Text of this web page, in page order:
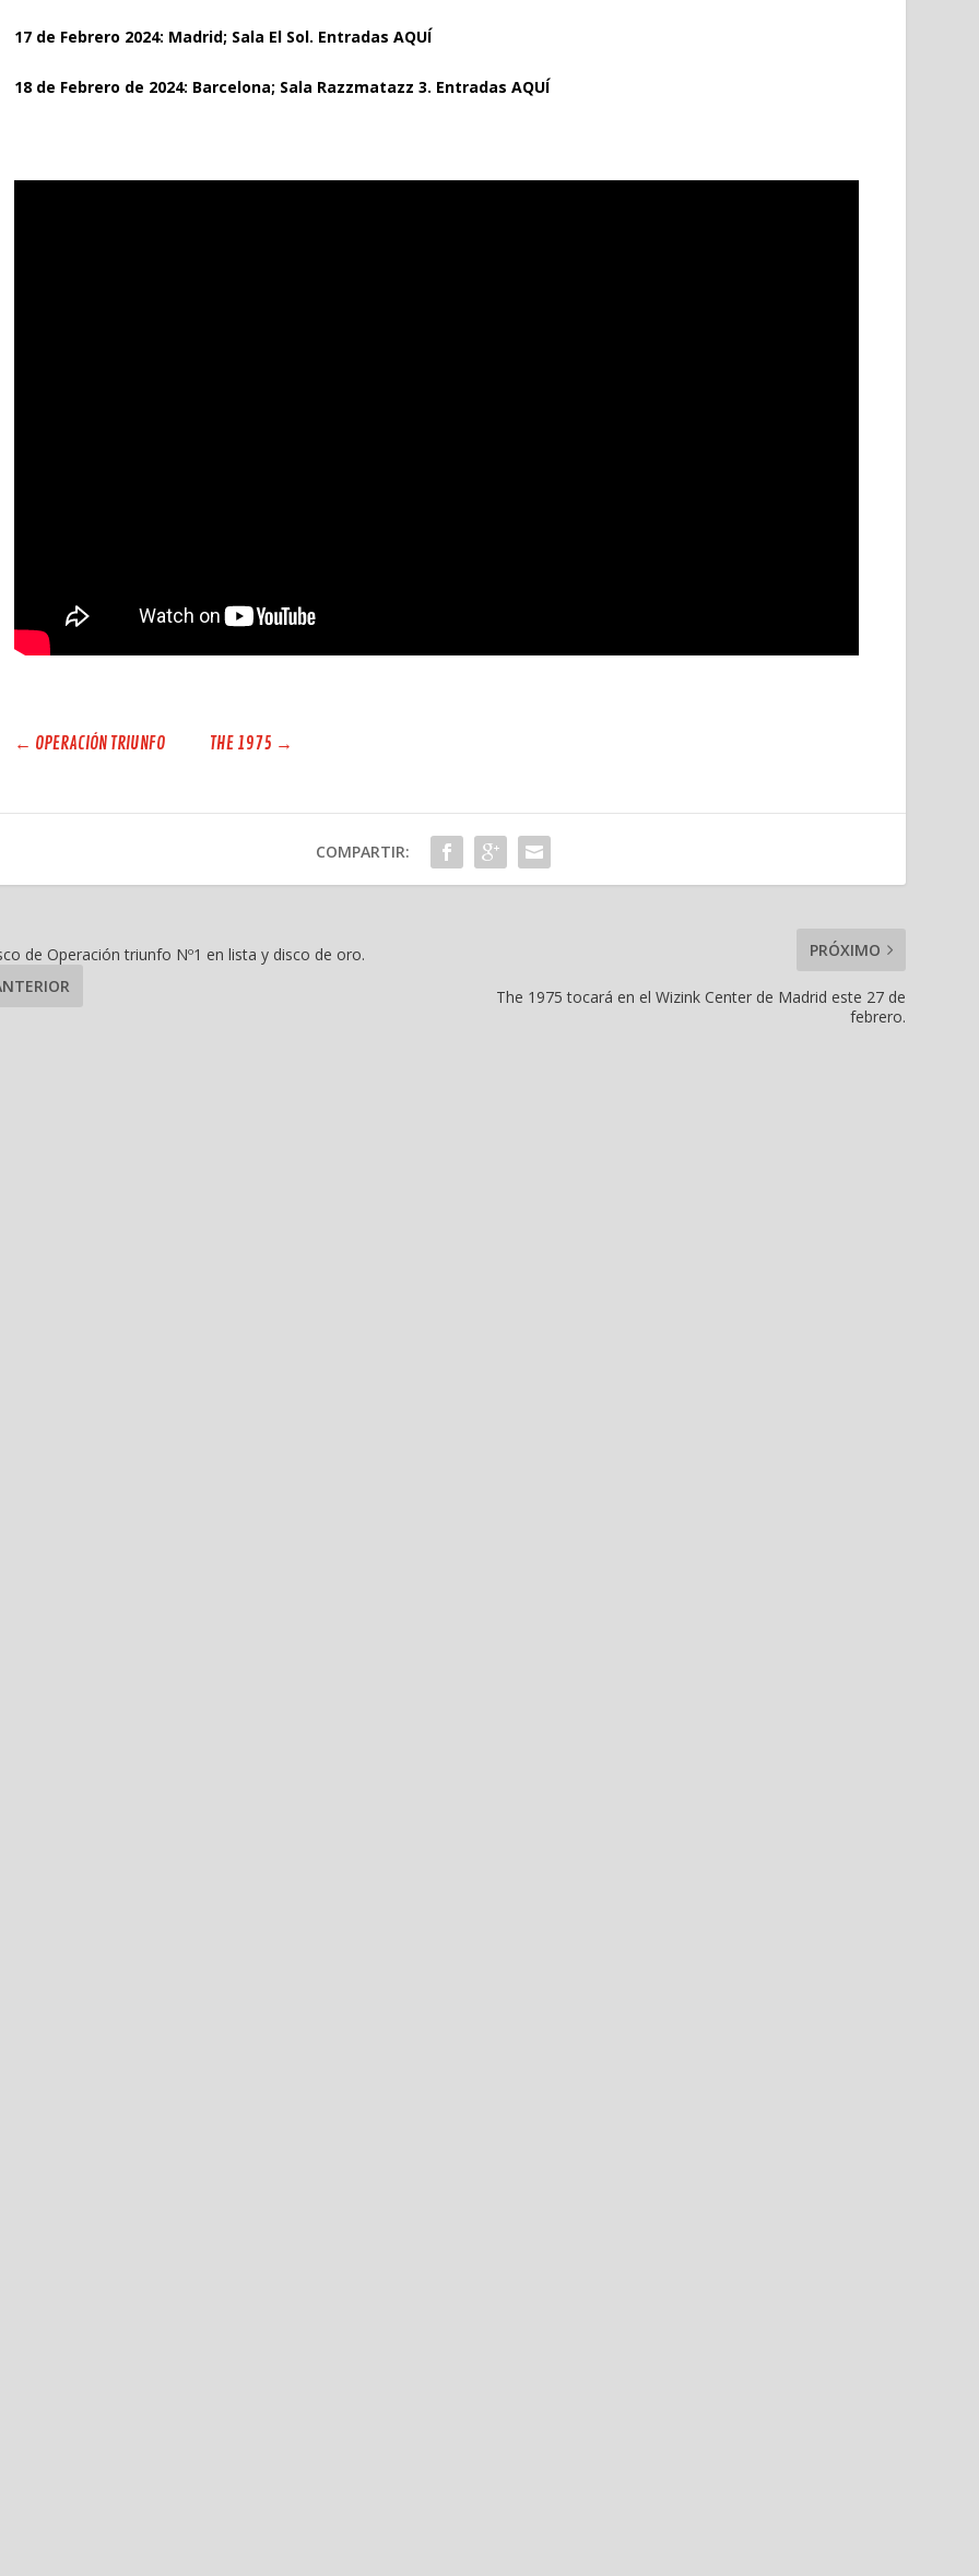
17 de Febrero 2024: Madrid; Sala El Sol. Entradas AQUÍ
18 de Febrero de 2024: Barcelona; Sala Razzmatazz 3. Entradas AQUÍ
← OPERACIÓN TRIUNFO THE 1975 →
COMPARTIR:
de Operación triunfo Nº1 en lista y disco de oro.
PRÓXIMO
The 1975 tocará en el Wizink Center de Madrid este 27 de
febrero.